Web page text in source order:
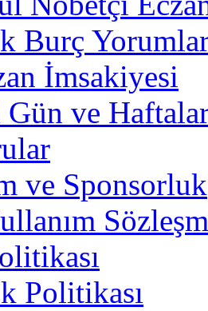
Burç
İmsakiyesi
ve
ve Sponsorluk
Politikası